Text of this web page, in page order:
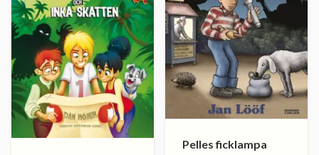
Pelles ficklampa